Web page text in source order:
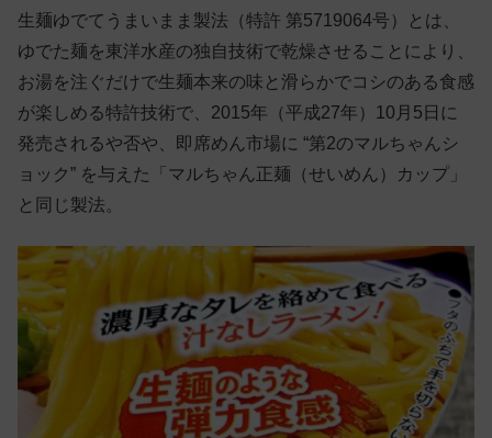
生麺ゆでてうまいまま製法（特許 第5719064号）とは、
ゆでた麺を東洋水産の独自技術で乾燥させることにより、
お湯を注ぐだけで生麺本来の味と滑らかでコシのある食感
が楽しめる特許技術で、2015年（平成27年）10月5日に
発売されるや否や、即席めん市場に “第2のマルちゃんシ
ョック” を与えた「マルちゃん正麺（せいめん）カップ」
と同じ製法。